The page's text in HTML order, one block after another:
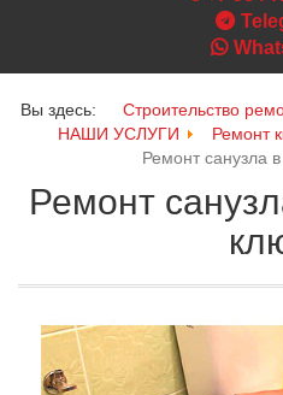
Вы здесь:
Строительство
НАШИ УСЛУГИ
Ремонт
Ремонт санузла
Ремонт